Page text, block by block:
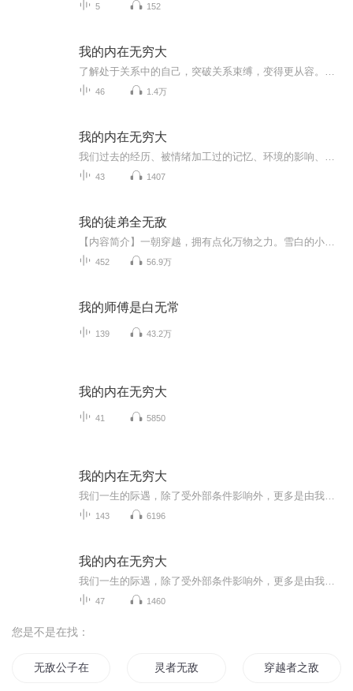
5 152
我的内在无穷大
46 1.4万
我的内在无穷大
43 1407
我的徒弟全无敌
452 56.9万
我的师傅是白无常
139 43.2万
我的内在无穷大
41 5850
我的内在无穷大
143 6196
我的内在无穷大
47 1460
您是不是在找：
无敌公子在人间 灵者无敌 穿越者之敌